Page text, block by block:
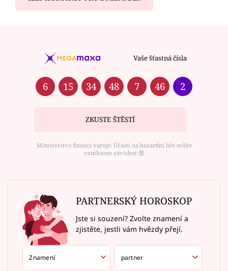
Vaše šťastná čísla
6 15 34 48 7 46 2
ZKUSTE ŠTĚSTÍ
Ministerstvo financí varuje: Účastí na hazardní hře může
vzniknout závislost ⑱
PARTNERSKÝ HOROSKOP
Jste si souzení? Zvolte znamení a
zjistěte, jestli vám hvězdy přejí.